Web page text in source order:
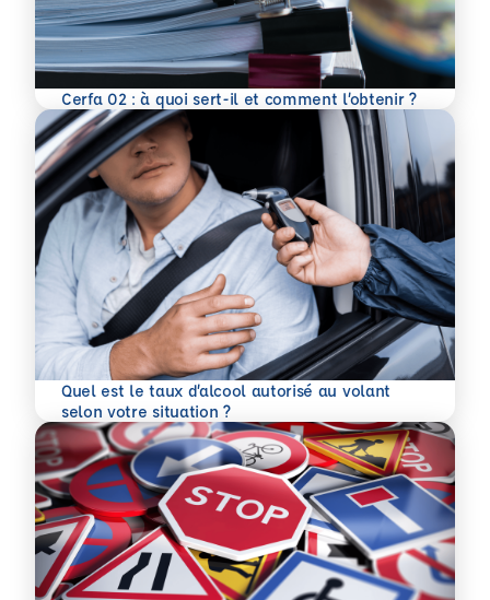
Cerfa 02 : à quoi sert-il et comment l’obtenir ?
En savoir plus
Quel est le taux d’alcool autorisé au volant
selon votre situation ?
En savoir plus